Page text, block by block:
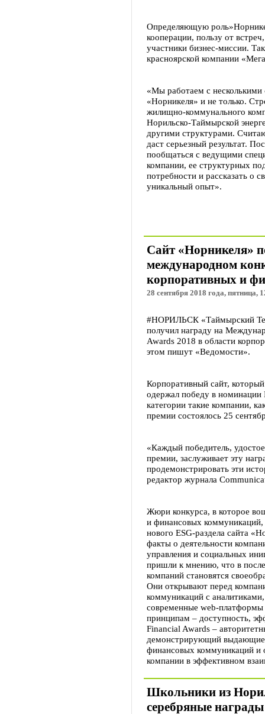
Определяющую
кооперации, пользу от
участники бизнес-миссии.
красноярской компании
«Мы работаем с
«Норникеля» и не только.
жилищно-коммунального
Норильско-Таймырской
другими структурами.
даст серьезный результат.
пообщаться с ведущими
компании, ее структурных
потребности и рассказать о
уникальный опыт».
Сайт «Норникеля»
международном
корпоративных и
28 сентября 2018 года, пятница,
#НОРИЛЬСК «Таймырский
получил награду на
Awards 2018 в области
этом пишут «Ведомости».
Корпоративный сайт,
одержал победу в номинации
категории такие компании,
премии состоялось 25
«Каждый победитель,
премии, заслуживает эту
продемонстрировать эти
редактор журнала
Жюри конкурса, в которое
и финансовых коммуникаций,
нового ESG-раздела сайта
факты о деятельности
управления и социальных
пришли к мнению, что в
компаний становятся
Они открывают перед
коммуникаций с
современные web-
принципам – доступность,
Financial Awards –
демонстрирующий
финансовых коммуникаций и
компании в эффективном
Школьники из
серебряные